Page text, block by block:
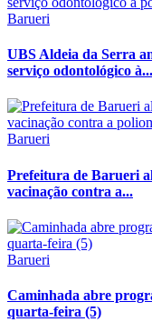
Barueri
UBS Aldeia da Serra
serviço odontológico à...
Barueri
Prefeitura de Barueri
vacinação contra a...
Barueri
Caminhada abre
quarta-feira (5)